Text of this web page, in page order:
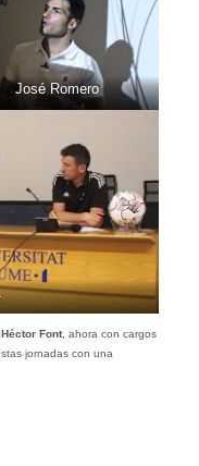
José Romero
Héctor Font, ahora con cargos
jornadas con una